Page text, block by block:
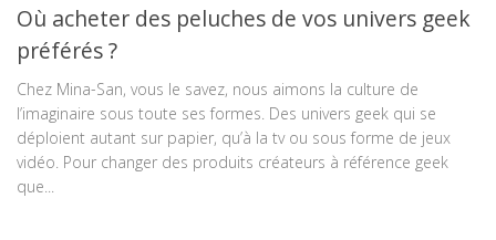
Où acheter des peluches de vos univers geek
préférés ?
Chez Mina-San, vous le savez, nous aimons la culture de
l’imaginaire sous toute ses formes. Des univers geek qui se
déploient autant sur papier, qu’à la tv ou sous forme de jeux
vidéo. Pour changer des produits créateurs à référence geek
que...